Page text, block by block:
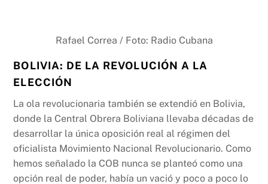
Rafael Correa / Foto: Radio Cubana
BOLIVIA: DE LA REVOLUCIÓN A LA
ELECCIÓN
La ola revolucionaria también se extendió en Bolivia,
donde la Central Obrera Boliviana llevaba décadas de
desarrollar la única oposición real al régimen del
oficialista Movimiento Nacional Revolucionario. Como
hemos señalado la COB nunca se planteó como una
opción real de poder, había un vació y poco a poco lo